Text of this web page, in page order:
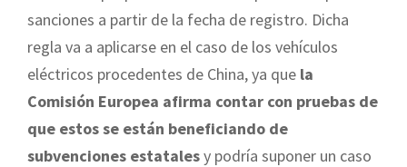
sanciones a partir de la fecha de registro. Dicha
regla va a aplicarse en el caso de los vehículos
eléctricos procedentes de China, ya que la
Comisión Europea afirma contar con pruebas de
que estos se están beneficiando de
subvenciones estatalesy podría suponer un caso